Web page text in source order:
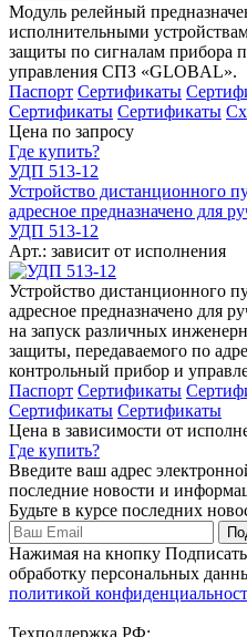
Модуль релейный
исполнительными
защиты по сигналам прибора
управления СПЗ «GLOBAL».
Паспорт Сертификаты
Сертификаты Сертификаты
Цена по запросу
Где купить?
УДП 513-12
Устройство дистанционного
адресное предназначено для
УДП 513-12
Арт.: зависит от исполнения
Устройство дистанционного
адресное предназначено для
на запуск различных
защиты, передаваемого по
контрольный прибор и
Паспорт Сертификаты
Сертификаты Сертификаты
Цена в зависимости от
Где купить?
Введите ваш адрес
последние новости и
Будьте в курсе последних
Нажимая на кнопку
обработку персональных
политикой
Техподдержка РФ: